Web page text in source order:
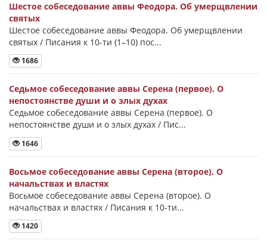
Шестое собеседование аввы Феодора. Об умерщвлении
святых
Шестое собеседование аввы Феодора. Об умерщвлении
святых / Писания к 10-ти (1–10) пос...
1686
Седьмое собеседование аввы Серена (первое). О
непостоянстве души и о злых духах
Седьмое собеседование аввы Серена (первое). О
непостоянстве души и о злых духах / Пис...
1646
Восьмое собеседование аввы Серена (второе). О
начальствах и властях
Восьмое собеседование аввы Серена (второе). О
начальствах и властях / Писания к 10-ти...
1420